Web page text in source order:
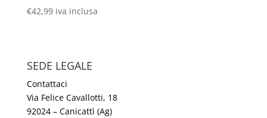
€42,99 iva inclusa
SEDE LEGALE
Contattaci
Via Felice Cavallotti, 18
92024 – Canicattì (Ag)